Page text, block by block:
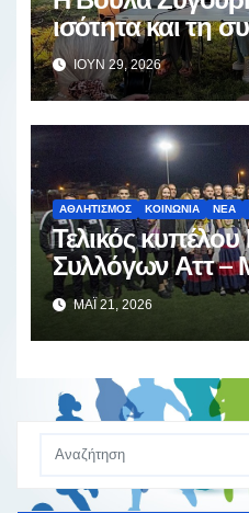
ισότητα και τη
πραγματικός
την αφετηρία»
ΙΟΎΝ 29, 2026
ΑΘΛΗΤΙΣΜΌΣ ΚΟΙΝΩΝΊΑ ΝΈΑ
Τελικός κυπέλου
Συλλόγων Αττ –
αθλητισμού και
ΜΆΙ 21, 2026